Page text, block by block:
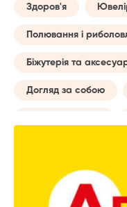
Здоров'я
Полювання і
Біжутерія та
Догляд за собою
Все для туризму
Дозвілля та